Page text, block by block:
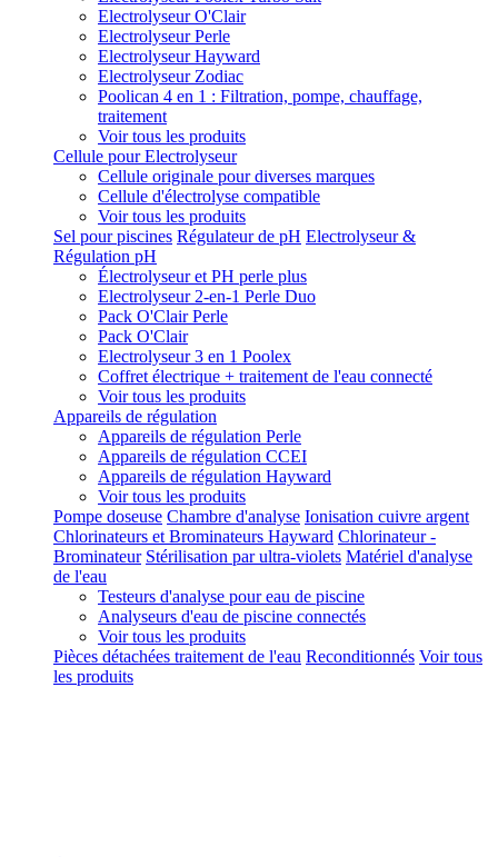
Electrolyseur O'Clair
Electrolyseur Perle
Electrolyseur Hayward
Electrolyseur Zodiac
Poolican 4 en 1 : Filtration, pompe, chauffage,
traitement
Voir tous les produits
Cellule pour Electrolyseur
Cellule originale pour diverses marques
Cellule d'électrolyse compatible
Voir tous les produits
Sel pour piscines Régulateur de pH Electrolyseur &
Régulation pH
Électrolyseur et PH perle plus
Electrolyseur 2-en-1 Perle Duo
Pack O'Clair Perle
Pack O'Clair
Electrolyseur 3 en 1 Poolex
Coffret électrique + traitement de l'eau connecté
Voir tous les produits
Appareils de régulation
Appareils de régulation Perle
Appareils de régulation CCEI
Appareils de régulation Hayward
Voir tous les produits
Pompe doseuse Chambre d'analyse Ionisation cuivre argent
Chlorinateurs et Brominateurs Hayward Chlorinateur -
Brominateur Stérilisation par ultra-violets Matériel d'analyse
de l'eau
Testeurs d'analyse pour eau de piscine
Analyseurs d'eau de piscine connectés
Voir tous les produits
Pièces détachées traitement de l'eau Reconditionnés Voir tous
les produits